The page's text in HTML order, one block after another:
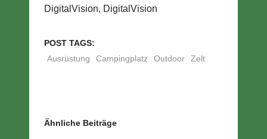
DigitalVision, DigitalVision
POST TAGS:
Ausrüstung
Campingplatz Outdoor Zelt
Ähnliche Beiträge